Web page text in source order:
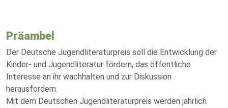
Präambel
Der Deutsche Jugendliteraturpreis soll die Entwicklung der
Kinder- und Jugendliteratur fördern, das öffentliche
Interesse an ihr wachhalten und zur Diskussion
herausfordern.
Mit dem Deutschen Jugendliteraturpreis werden jährlich